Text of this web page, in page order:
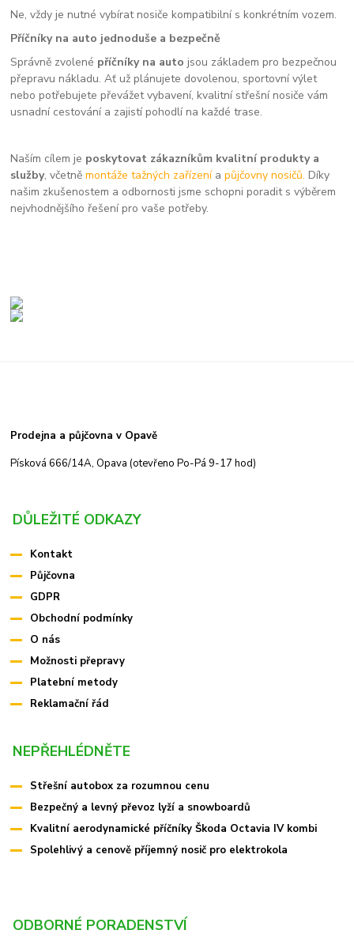
Ne, vždy je nutné vybírat nosiče kompatibilní s konkrétním vozem.
Příčníky na auto jednoduše a bezpečně
Správně zvolené příčníky na auto jsou základem pro bezpečnou
přepravu nákladu. Ať už plánujete dovolenou, sportovní výlet
nebo potřebujete převážet vybavení, kvalitní střešní nosiče vám
usnadní cestování a zajistí pohodlí na každé trase.
Naším cílem je poskytovat zákazníkům kvalitní produkty a
služby, včetněmontáže tažných zařízení apůjčovny nosičů. Díky
našim zkušenostem a odbornosti jsme schopni poradit s výběrem
nejvhodnějšího řešení pro vaše potřeby.
Prodejna a půjčovna v Opavě
Písková 666/14A, Opava (otevřeno Po-Pá 9-17 hod)
DŮLEŽITÉ ODKAZY
Kontakt
Půjčovna
GDPR
Obchodní podmínky
O nás
Možnosti přepravy
Platební metody
Reklamační řád
NEPŘEHLÉDNĚTE
Střešní autobox za rozumnou cenu
Bezpečný a levný převoz lyží a snowboardů
Kvalitní aerodynamické příčníky Škoda Octavia IV kombi
Spolehlivý a cenově příjemný nosič pro elektrokola
ODBORNÉ PORADENSTVÍ